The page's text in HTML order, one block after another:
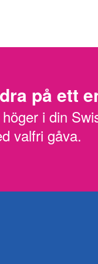
på ett
i din
valfri gåva.